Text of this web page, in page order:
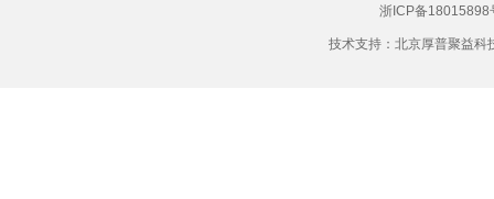
浙ICP备18015898
技术支持： 北京厚普聚益科